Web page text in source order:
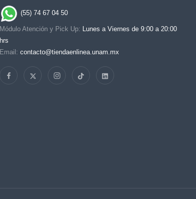
(55) 74 67 04 50
Módulo Atención y Pick Up: Lunes a Viernes de 9:00 a 20:00
hrs
Email: contacto@tiendaenlinea.unam.mx